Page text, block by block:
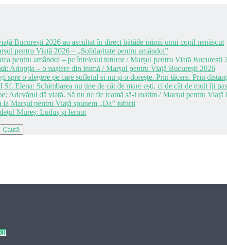
București 2026 au ascultat în direct bătăile inimii unui copil nenăscut
pentru Viață 2026 – „Solidaritate pentru amândoi”
pentru amândoi – pe înțelesul tuturor / Marșul pentru Viață București
Adopția – o naștere din inimă / Marșul pentru Viață București 2026
spre o alegere pe care sufletul ei nu și-o dorește. Prin tăcere. Prin
Elena: Schimbarea nu ține de cât de mare ești, ci de cât de mult îți
Adevărul dă viață. Să nu ne fie teamă să-l rostim / Marșul pentru Viață
Marșul pentru Viață spunem „Da” iubirii
Mureș: Luduș și Iernut
Caută